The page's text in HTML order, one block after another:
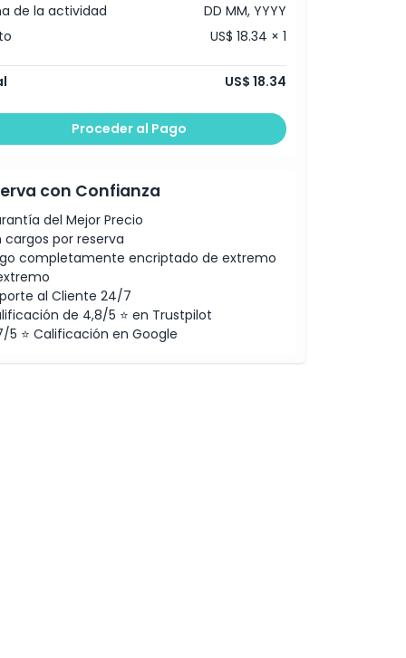
de la actividad
DD MM, YYYY
US$ 18.34 × 1
US$ 18.34
Proceder al Pago
con Confianza
del Mejor Precio
cargos por reserva
completamente encriptado de extremo
al Cliente 24/7
de 4,8/5 ⭐ en Trustpilot
5 ⭐ Calificación en Google